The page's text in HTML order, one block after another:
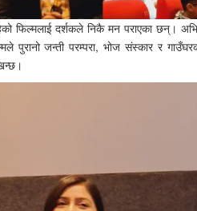
फिल्मलाई दर्शकले निकै मन पराएका छन्।
पुरानो जन्ती परम्परा, भोज संस्कार र